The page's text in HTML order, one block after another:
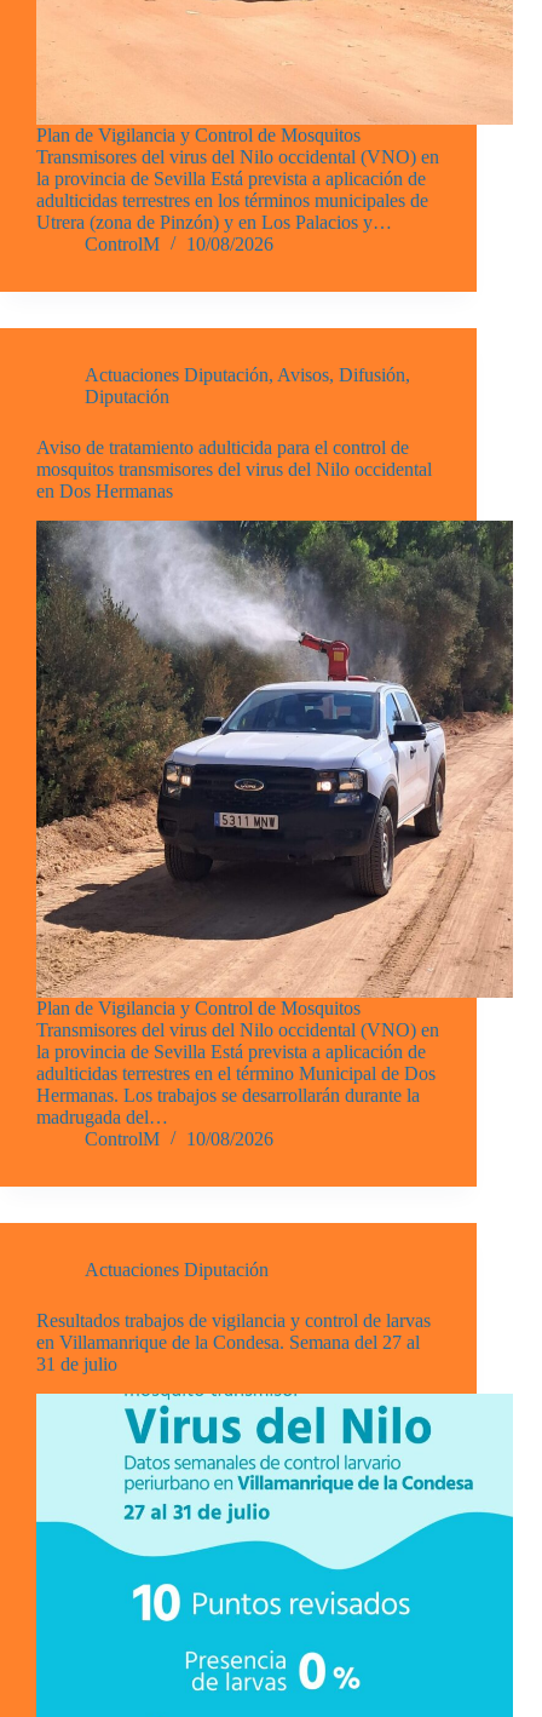
Plan de Vigilancia y Control de Mosquitos
Transmisores del virus del Nilo occidental (VNO) en
la provincia de Sevilla Está prevista a aplicación de
adulticidas terrestres en los términos municipales de
Utrera (zona de Pinzón) y en Los Palacios y…
ControlM
10/08/2026
Actuaciones Diputación, Avisos, Difusión,
Diputación
Aviso de tratamiento adulticida para el control de
mosquitos transmisores del virus del Nilo occidental
en Dos Hermanas
Plan de Vigilancia y Control de Mosquitos
Transmisores del virus del Nilo occidental (VNO) en
la provincia de Sevilla Está prevista a aplicación de
adulticidas terrestres en el término Municipal de Dos
Hermanas. Los trabajos se desarrollarán durante la
madrugada del…
ControlM
10/08/2026
Actuaciones Diputación
Resultados trabajos de vigilancia y control de larvas
en Villamanrique de la Condesa. Semana del 27 al
31 de julio